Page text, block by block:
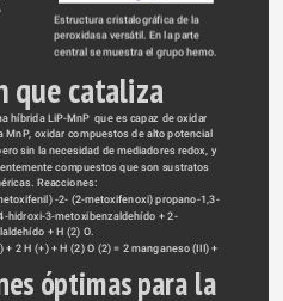
Estructura cristalográfica de la
peroxidasa versátil. En la parte
central se muestra el grupo hemo.
que cataliza
híbrida LiP-MnP  que es capaz de oxidar
MnP, oxidar compuestos de alto potencial
sin la necesidad de mediadores redox, y
compuestos que son sustratos
Reacciones:
-2- (2-metoxifenoxi) propano-1,3-
hidroxi-3-metoxibenzaldehído + 2-
+ H (2) O.
+ 2 H (+) + H (2) O (2) = 2 manganeso (III) +
óptimas para la